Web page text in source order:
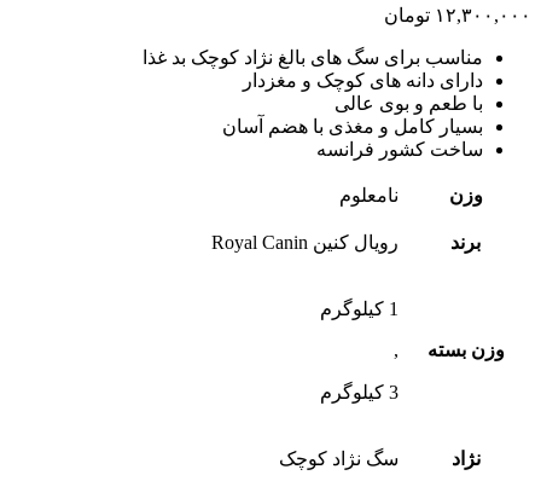
۱۲,۳۰۰,۰۰۰ تومان
مناسب برای سگ های بالغ نژاد کوچک بد غذا
دارای دانه های کوچک و مغزدار
با طعم و بوی عالی
بسیار کامل و مغذی با هضم آسان
ساخت کشور فرانسه
وزن نامعلوم
برند رویال کنین Royal Canin
وزن بسته
1 کیلوگرم
,
3 کیلوگرم
نژاد سگ نژاد کوچک